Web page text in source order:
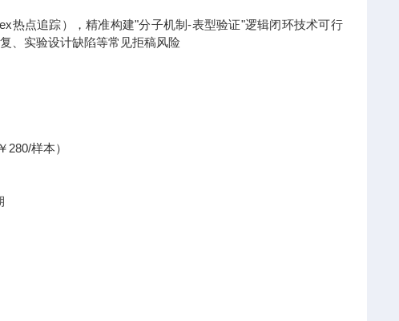
热点追踪），精准构建"分子机制-表型验证"逻辑闭环技术可行
、实验设计缺陷等常见拒稿风险
样本）